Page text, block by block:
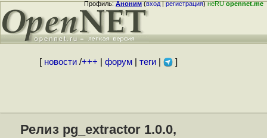
Профиль:Аноним(вход|регистрация)неRUopennet.me
[ новости/+++ форум| теги| ]
Релиз pg_extractor 1.0.0,